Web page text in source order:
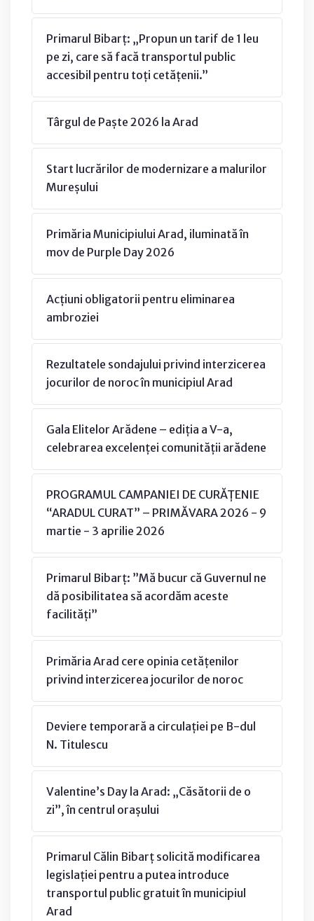
Primarul Bibarț: „Propun un tarif de 1 leu
pe zi, care să facă transportul public
accesibil pentru toți cetățenii.”
Târgul de Paște 2026 la Arad
Start lucrărilor de modernizare a malurilor
Mureșului
Primăria Municipiului Arad, iluminată în
mov de Purple Day 2026
Acțiuni obligatorii pentru eliminarea
ambroziei
Rezultatele sondajului privind interzicerea
jocurilor de noroc în municipiul Arad
Gala Elitelor Arădene – ediția a V-a,
celebrarea excelenței comunității arădene
PROGRAMUL CAMPANIEI DE CURĂȚENIE
“ARADUL CURAT” – PRIMĂVARA 2026 - 9
martie - 3 aprilie 2026
Primarul Bibarț: ”Mă bucur că Guvernul ne
dă posibilitatea să acordăm aceste
facilități”
Primăria Arad cere opinia cetățenilor
privind interzicerea jocurilor de noroc
Deviere temporară a circulației pe B-dul
N. Titulescu
Valentine’s Day la Arad: „Căsătorii de o
zi”, în centrul orașului
Primarul Călin Bibarț solicită modificarea
legislației pentru a putea introduce
transportul public gratuit în municipiul
Arad